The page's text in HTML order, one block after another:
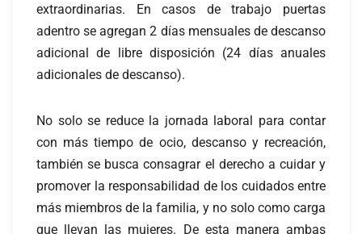
extraordinarias. En casos de trabajo puertas
adentro se agregan 2 días mensuales de descanso
adicional de libre disposición (24 días anuales
adicionales de descanso).
No solo se reduce la jornada laboral para contar
con más tiempo de ocio, descanso y recreación,
también se busca consagrar el derecho a cuidar y
promover la responsabilidad de los cuidados entre
más miembros de la familia, y no solo como carga
que llevan las mujeres. De esta manera ambas